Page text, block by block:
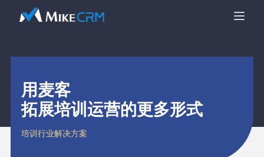
用麦客
拓展培训运营的更多形式
培训行业解决方案